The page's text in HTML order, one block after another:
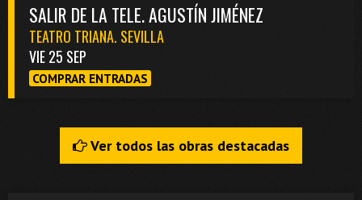
SALIR DE LA TELE. AGUSTÍN JIMÉNEZ
TEATRO TRIANA. SEVILLA
VIE 25 SEP
COMPRAR ENTRADAS
Ver todos las obras destacadas